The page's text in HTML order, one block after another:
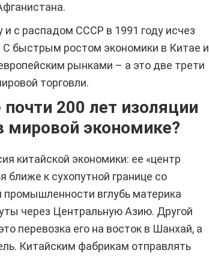
и с распадом СССР в 1991 году исчез
быстрым ростом экономики в Китае и
рынками – а это две трети
торговли.
200 лет изоляции
экономике?
китайской экономики: ее «центр
к сухопутной границе со
вглубь материка
через Центральную Азию. Другой
перевозка его на восток в Шанхай, а
Китайским фабрикам отправлять